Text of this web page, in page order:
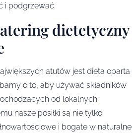
i podgrzewać.
dietetyczny
atutów jest dieta oparta
o to, aby używać składników
od lokalnych
nasze posiłki są nie tylko
i bogate w naturalne